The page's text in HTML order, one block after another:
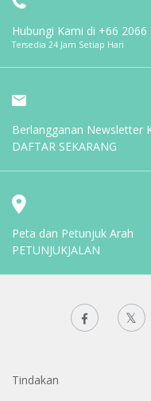
Hubungi Kami di +66 2066
Tersedia 24 Jam Setiap Hari
Berlangganan Newsletter
DAFTAR SEKARANG
Peta dan Petunjuk Arah
PETUNJUKJALAN
Tindakan